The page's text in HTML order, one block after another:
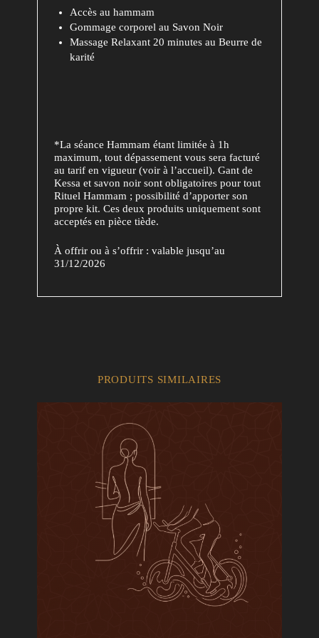
Accès au hammam
Gommage corporel au Savon Noir
Massage Relaxant 20 minutes au Beurre de
karité
*La séance Hammam étant limitée à 1h
maximum, tout dépassement vous sera facturé
au tarif en vigueur (voir à l’accueil). Gant de
Kessa et savon noir sont obligatoires pour tout
Rituel Hammam ; possibilité d’apporter son
propre kit. Ces deux produits uniquement sont
acceptés en pièce tiède.
À offrir ou à s’offrir : valable jusqu’au
31/12/2026
PRODUITS SIMILAIRES